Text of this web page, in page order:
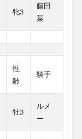
牝3
藤田
菜
性
齢
騎手
牡3
ルメ
ー